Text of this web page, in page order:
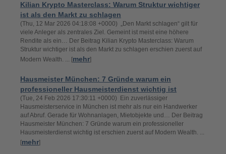
Kilian Krypto Masterclass: Warum Struktur wichtiger
ist als den Markt zu schlagen
(Thu, 12 Mar 2026 04:18:08 +0000) „Den Markt schlagen“ gilt für
viele Anleger als zentrales Ziel. Gemeint ist meist eine höhere
Rendite als ein… Der Beitrag Kilian Krypto Masterclass: Warum
Struktur wichtiger ist als den Markt zu schlagen erschien zuerst auf
Modern Wealth. ... [mehr]
Hausmeister München: 7 Gründe warum ein
professioneller Hausmeisterdienst wichtig ist
(Tue, 24 Feb 2026 17:30:11 +0000) Ein zuverlässiger
Hausmeisterservice in München ist mehr als nur ein Handwerker
auf Abruf. Gerade für Wohnanlagen, Mietobjekte und… Der Beitrag
Hausmeister München: 7 Gründe warum ein professioneller
Hausmeisterdienst wichtig ist erschien zuerst auf Modern Wealth. ...
[mehr]